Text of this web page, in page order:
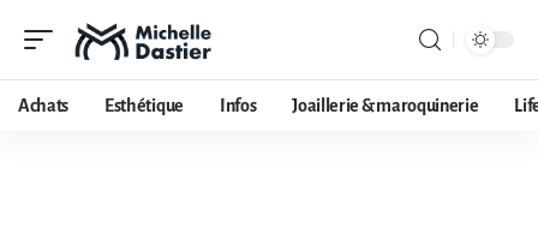
Achats Esthétique Infos Joaillerie & maroquinerie